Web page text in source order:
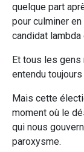
quelque part
pour culminer
candidat lambda
Et tous les
entendu
Mais cette
moment où le
qui nous
paroxysme.